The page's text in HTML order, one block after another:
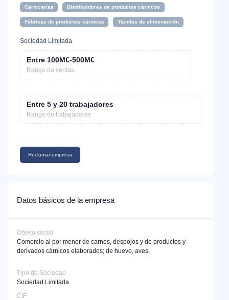
Carnicerías Distribuidores de productos cárnicos
Fábricas de productos cárnicos Tiendas de alimentación
Sociedad Limitada
Entre 100M€-500M€
Rango de ventas
Entre 5 y 20 trabajadores
Rango de trabajadores
Reclamar empresa
Datos básicos de la empresa
Objeto social
Comercio al por menor de carnes, despojos y de productos y
derivados cárnicos elaborados; de huevo, aves,
Tipo de Sociedad
Sociedad Limitada
CIF